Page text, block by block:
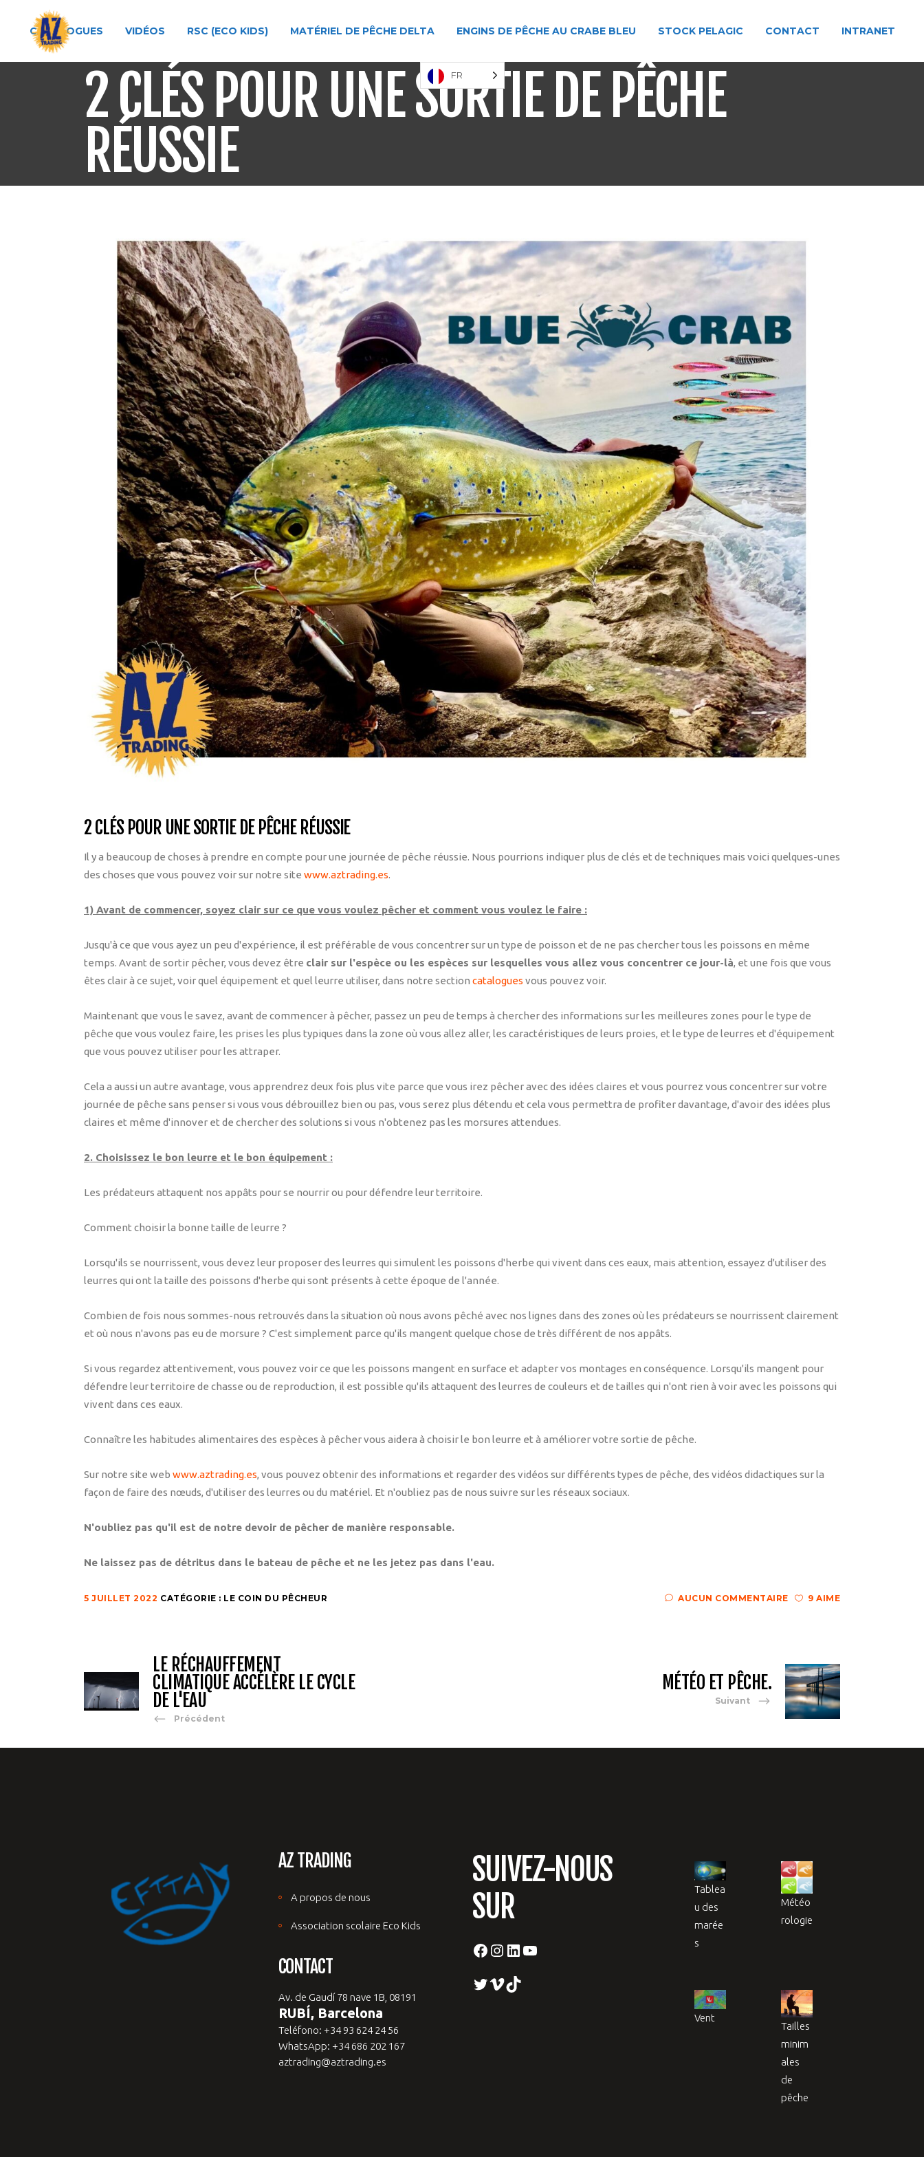
CATALOGUES VIDÉOS RSC (ECO KIDS) MATÉRIEL DE PÊCHE DELTA ENGINS DE PÊCHE AU CRABE BLEU STOCK PELAGIC CONTACT INTRANET
FR
2 CLÉS POUR UNE SORTIE DE PÊCHE
RÉUSSIE
2 CLÉS POUR UNE SORTIE DE PÊCHE RÉUSSIE
Il y a beaucoup de choses à prendre en compte pour une journée de pêche réussie. Nous pourrions indiquer plus de clés et de techniques mais voici quelques-unes
des choses que vous pouvez voir sur notre site www.aztrading.es.
1) Avant de commencer, soyez clair sur ce que vous voulez pêcher et comment vous voulez le faire :
Jusqu'à ce que vous ayez un peu d'expérience, il est préférable de vous concentrer sur un type de poisson et de ne pas chercher tous les poissons en même
temps. Avant de sortir pêcher, vous devez être clair sur l'espèce ou les espèces sur lesquelles vous allez vous concentrer ce jour-là, et une fois que vous
êtes clair à ce sujet, voir quel équipement et quel leurre utiliser, dans notre section catalogues vous pouvez voir.
Maintenant que vous le savez, avant de commencer à pêcher, passez un peu de temps à chercher des informations sur les meilleures zones pour le type de
pêche que vous voulez faire, les prises les plus typiques dans la zone où vous allez aller, les caractéristiques de leurs proies, et le type de leurres et d'équipement
que vous pouvez utiliser pour les attraper.
Cela a aussi un autre avantage, vous apprendrez deux fois plus vite parce que vous irez pêcher avec des idées claires et vous pourrez vous concentrer sur votre
journée de pêche sans penser si vous vous débrouillez bien ou pas, vous serez plus détendu et cela vous permettra de profiter davantage, d'avoir des idées plus
claires et même d'innover et de chercher des solutions si vous n'obtenez pas les morsures attendues.
2. Choisissez le bon leurre et le bon équipement :
Les prédateurs attaquent nos appâts pour se nourrir ou pour défendre leur territoire.
Comment choisir la bonne taille de leurre ?
Lorsqu'ils se nourrissent, vous devez leur proposer des leurres qui simulent les poissons d'herbe qui vivent dans ces eaux, mais attention, essayez d'utiliser des
leurres qui ont la taille des poissons d'herbe qui sont présents à cette époque de l'année.
Combien de fois nous sommes-nous retrouvés dans la situation où nous avons pêché avec nos lignes dans des zones où les prédateurs se nourrissent clairement
et où nous n'avons pas eu de morsure ? C'est simplement parce qu'ils mangent quelque chose de très différent de nos appâts.
Si vous regardez attentivement, vous pouvez voir ce que les poissons mangent en surface et adapter vos montages en conséquence. Lorsqu'ils mangent pour
défendre leur territoire de chasse ou de reproduction, il est possible qu'ils attaquent des leurres de couleurs et de tailles qui n'ont rien à voir avec les poissons qui
vivent dans ces eaux.
Connaître les habitudes alimentaires des espèces à pêcher vous aidera à choisir le bon leurre et à améliorer votre sortie de pêche.
Sur notre site web www.aztrading.es, vous pouvez obtenir des informations et regarder des vidéos sur différents types de pêche, des vidéos didactiques sur la
façon de faire des nœuds, d'utiliser des leurres ou du matériel. Et n'oubliez pas de nous suivre sur les réseaux sociaux.
N'oubliez pas qu'il est de notre devoir de pêcher de manière responsable.
Ne laissez pas de détritus dans le bateau de pêche et ne les jetez pas dans l'eau.
5 JUILLET 2022 CATÉGORIE : LE COIN DU PÊCHEUR AUCUN COMMENTAIRE 9 AIME
LE RÉCHAUFFEMENT
CLIMATIQUE ACCÉLÈRE LE CYCLE
DE L'EAU
Précédent
MÉTÉO ET PÊCHE.
Suivant
AZ TRADING
A propos de nous
Association scolaire Eco Kids
CONTACT
Av. de Gaudí 78 nave 1B, 08191
RUBÍ, Barcelona
Teléfono: +34 93 624 24 56
WhatsApp: +34 686 202 167
aztrading@aztrading.es
SUIVEZ-NOUS
SUR
Facebook
Instagram
LinkedIn
YouTube
Twitter
VimeoTikTok
Tablea
u des
marée
s
Météo
rologie
Vent
Tailles
minim
ales
de
pêche